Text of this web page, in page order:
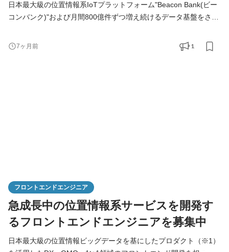
日本最大級の位置情報系IoTプラットフォーム"Beacon Bank(ビー
コンバンク)"および月間800億件ずつ増え続けるデータ基盤をささ
性の向上、追加開発、リファクタリグ、効率化などに取り組んで
7ヶ月前 1
フロントエンドエンジニア
急成長中の位置情報系サービスを開発す
るフロントエンドエンジニアを募集中
日本最大級の位置情報ビッグデータを基にしたプロダクト（※1）